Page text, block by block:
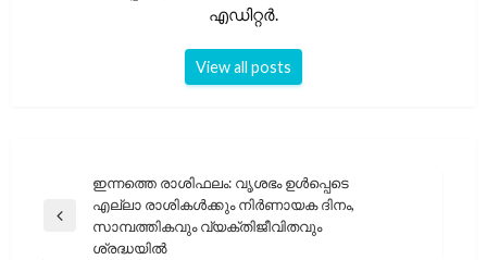
എഡിറ്റർ.
View all posts
പോസ്റ്റുകളിലൂടെ
Previous
ഇന്നത്തെ രാശിഫലം: വൃശഭം ഉൾപ്പെടെ
എല്ലാ രാശികൾക്കും നിർണായക ദിനം,
സാമ്പത്തികവും വ്യക്തിജീവിതവും
ശ്രദ്ധയിൽ